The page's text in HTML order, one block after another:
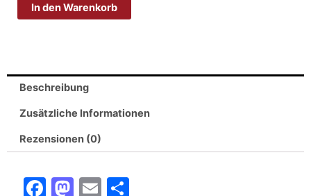
MengeIn den Warenkorb
Beschreibung
Zusätzliche Informationen
Rezensionen (0)
F
M E